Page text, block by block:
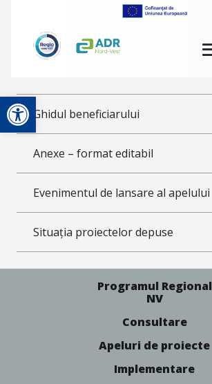
Deschide bara de unelte
Ghidul beneficiarului
Anexe – format editabil
Evenimentul de lansare al apelului
Situația proiectelor depuse
Programul Regional
NV
Consultare
Apeluri de proiecte
Implementare